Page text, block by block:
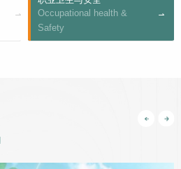
Occupational health &
Safety